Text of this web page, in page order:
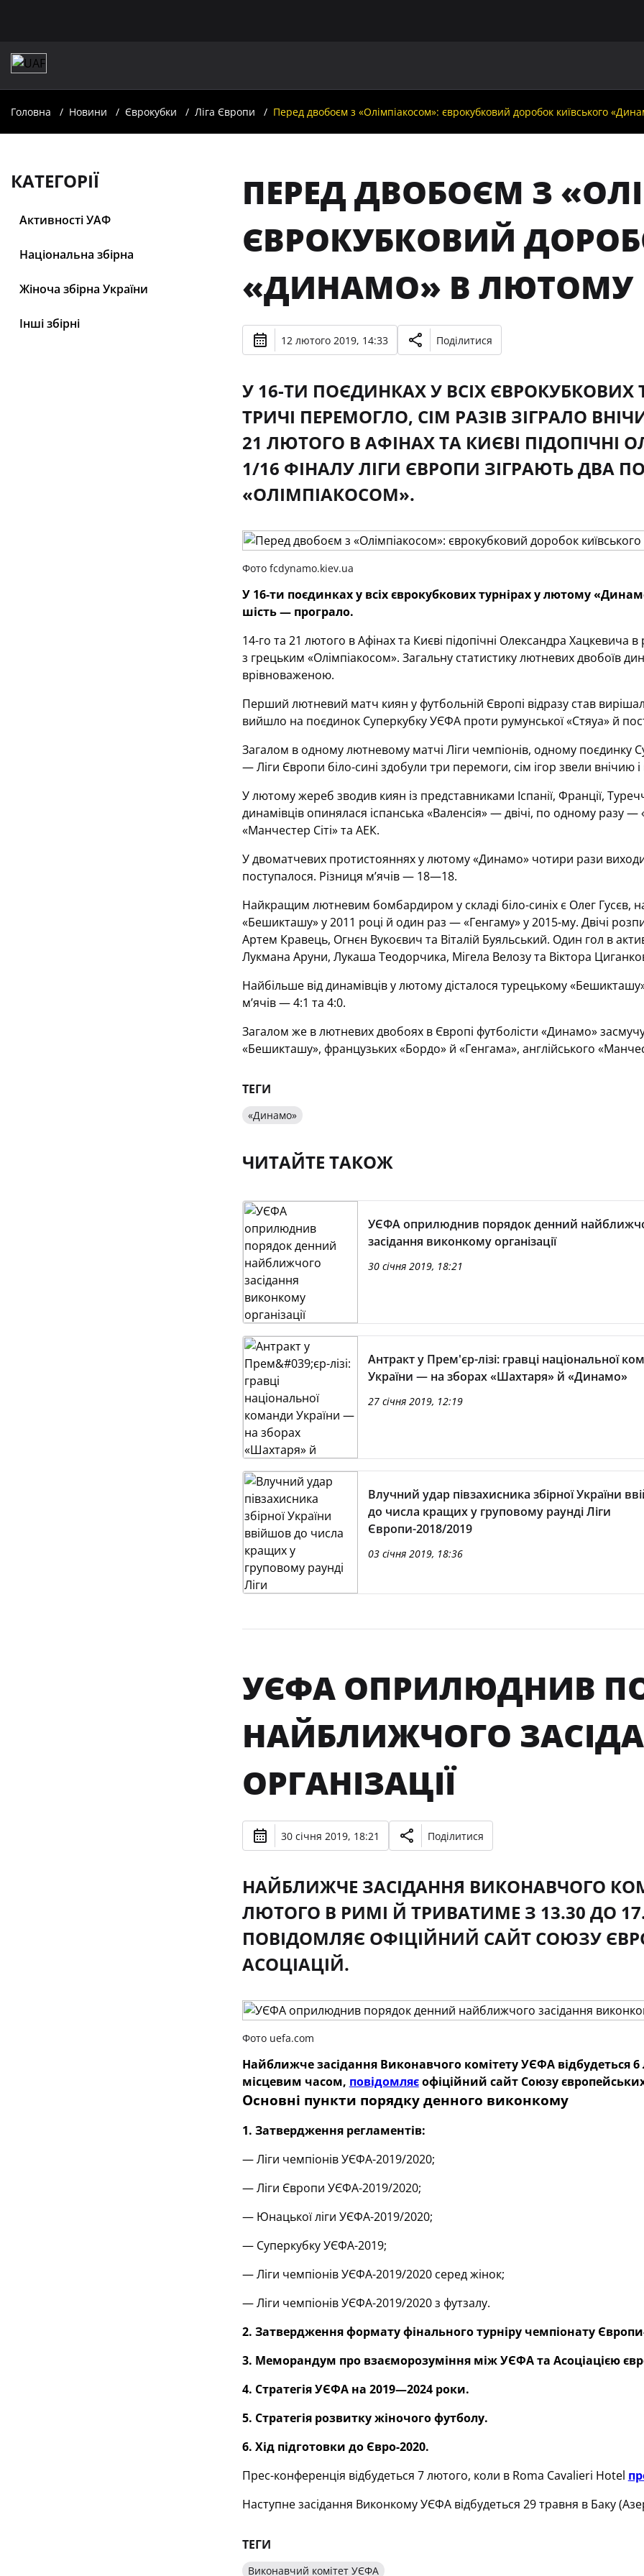
Головна Новини Єврокубки Ліга Європи Перед двобоєм з «Олімпіакосом»: єврокубковий доробок київського
КАТЕГОРІЇ
Активності УАФ
Національна збірна
Жіноча збірна України
Інші збірні
ПЕРЕД ДВОБОЄМ З
ЄВРОКУБКОВИЙ
«ДИНАМО» В ЛЮТОМУ
12 лютого 2019, 14:33 Поділитися
У 16-ТИ ПОЄДИНКАХ У ВСІХ
ТРИЧІ ПЕРЕМОГЛО, СІМ РАЗІВ ЗІГРАЛО
21 ЛЮТОГО В АФІНАХ ТА КИЄВІ ПІДОПІЧНІ
1/16 ФІНАЛУ ЛІГИ ЄВРОПИ ЗІГРАЮТЬ ДВА
«ОЛІМПІАКОСОМ».
Фото fcdynamo.kiev.ua
У 16-ти поєдинках у всіх єврокубкових турнірах у лютому
шість — програло.
14-го та 21 лютого в Афінах та Києві підопічні Олександра Хацкевича
з грецьким «Олімпіакосом». Загальну статистику лютневих двобоїв
врівноваженою.
Перший лютневий матч киян у футбольній Європі відразу став
вийшло на поєдинок Суперкубку УЄФА проти румунської «Стяуа» й
Загалом в одному лютневому матчі Ліги чемпіонів, одному
— Ліги Європи біло-сині здобули три перемоги, сім ігор звели внічию
У лютому жереб зводив киян із представниками Іспанії, Франції,
динамівців опинялася іспанська «Валенсія» — двічі, по одному разу
«Манчестер Сіті» та АЕК.
У двоматчевих протистояннях у лютому «Динамо» чотири рази
поступалося. Різниця м’ячів — 18—18.
Найкращим лютневим бомбардиром у складі біло-синіх є Олег Гусєв,
«Бешикташу» у 2011 році й один раз — «Генгаму» у 2015-му. Двічі
Артем Кравець, Огнєн Вукоєвич та Віталій Буяльський. Один гол в
Лукмана Аруни, Лукаша Теодорчика, Мігела Велозу та Віктора
Найбільше від динамівців у лютому дісталося турецькому
м’ячів — 4:1 та 4:0.
Загалом же в лютневих двобоях в Європі футболісти «Динамо»
«Бешикташу», французьких «Бордо» й «Генгама», англійського
ТЕГИ
«Динамо»
ЧИТАЙТЕ ТАКОЖ
УЄФА оприлюднив порядок денний
засідання виконкому організації
30 січня 2019, 18:21
Антракт у Прем'єр-лізі: гравці національної
України — на зборах «Шахтаря» й «Динамо»
27 січня 2019, 12:19
Влучний удар півзахисника збірної України
до числа кращих у груповому раунді Ліги
Європи-2018/2019
03 січня 2019, 18:36
УЄФА ОПРИЛЮДНИВ
НАЙБЛИЖЧОГО
ОРГАНІЗАЦІЇ
30 січня 2019, 18:21 Поділитися
НАЙБЛИЖЧЕ ЗАСІДАННЯ ВИКОНАВЧОГО
ЛЮТОГО В РИМІ Й ТРИВАТИМЕ З 13.30 ДО
ПОВІДОМЛЯЄ ОФІЦІЙНИЙ САЙТ СОЮЗУ
АСОЦІАЦІЙ.
Фото uefa.com
Найближче засідання Виконавчого комітету УЄФА відбудеться
місцевим часом, повідомляєофіційний сайт Союзу
Основні пункти порядку денного виконкому
1. Затвердження регламентів:
— Ліги чемпіонів УЄФА-2019/2020;
— Ліги Європи УЄФА-2019/2020;
— Юнацької ліги УЄФА-2019/2020;
— Суперкубку УЄФА-2019;
— Ліги чемпіонів УЄФА-2019/2020 серед жінок;
— Ліги чемпіонів УЄФА-2019/2020 з футзалу.
2. Затвердження формату фінального турніру чемпіонату
3. Меморандум про взаєморозуміння між УЄФА та Асоціацією
4. Стратегія УЄФА на 2019—2024 роки.
5. Стратегія розвитку жіночого футболу.
6. Хід підготовки до Євро-2020.
Прес-конференція відбудеться 7 лютого, коли в Roma Cavalieri Hotel
Наступне засідання Виконкому УЄФА відбудеться 29 травня в Баку
ТЕГИ
Виконавчий комітет УЄФА